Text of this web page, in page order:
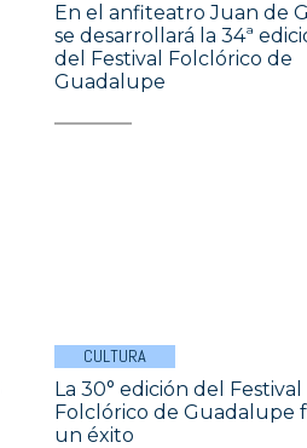
En el anfiteatro Juan de
se desarrollará la 34ª
del Festival Folclórico de
Guadalupe
CULTURA
La 30° edición del Festival
Folclórico de Guadalupe
un éxito